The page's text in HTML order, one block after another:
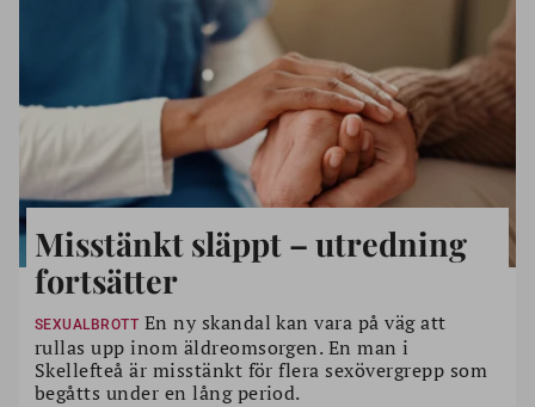
Misstänkt släppt – utredning
fortsätter
SEXUALBROTT En ny skandal kan vara på väg att
rullas upp inom äldreomsorgen. En man i
Skellefteå är misstänkt för flera sexövergrepp som
begåtts under en lång period.